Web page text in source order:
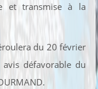
et transmise à la
du 20 février
défavorable du